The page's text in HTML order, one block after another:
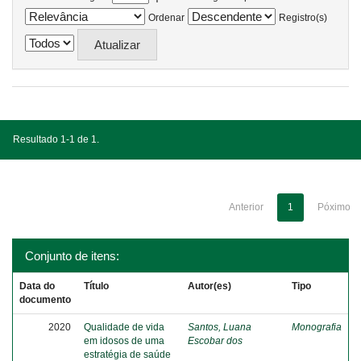
Ordenar
Registro(s)
Resultado 1-1 de 1.
Anterior 1 Póximo
Conjunto de itens:
Data do
documento
Título Autor(es) Tipo
2020
Qualidade de vida
em idosos de uma
estratégia de saúde
Santos, Luana
Escobar dos
Monografia